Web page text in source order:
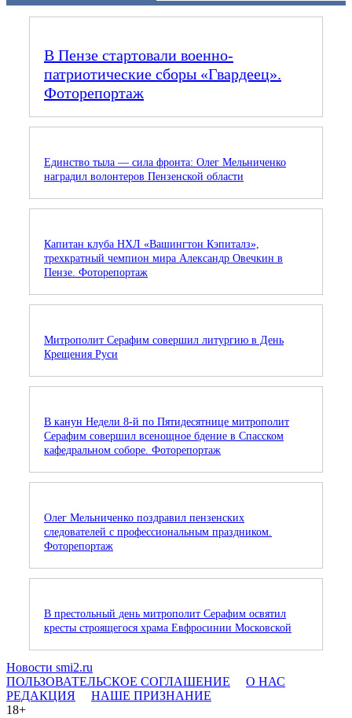
В Пензе стартовали военно-
патриотические сборы «Гвардеец».
Фоторепортаж
Единство тыла — сила фронта: Олег Мельниченко
наградил волонтеров Пензенской области
Капитан клуба НХЛ «Вашингтон Кэпиталз»,
трехкратный чемпион мира Александр Овечкин в
Пензе. Фоторепортаж
Митрополит Серафим совершил литургию в День
Крещения Руси
В канун Недели 8-й по Пятидесятнице митрополит
Серафим совершил всенощное бдение в Спасском
кафедральном соборе. Фоторепортаж
Олег Мельниченко поздравил пензенских
следователей с профессиональным праздником.
Фоторепортаж
В престольный день митрополит Серафим освятил
кресты строящегося храма Евфросинии Московской
Новости smi2.ru
ПОЛЬЗОВАТЕЛЬСКОЕ СОГЛАШЕНИЕ
О НАС
РЕДАКЦИЯ
НАШЕ ПРИЗНАНИЕ
18+